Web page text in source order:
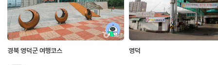
경북 영덕군 여행코스 영덕